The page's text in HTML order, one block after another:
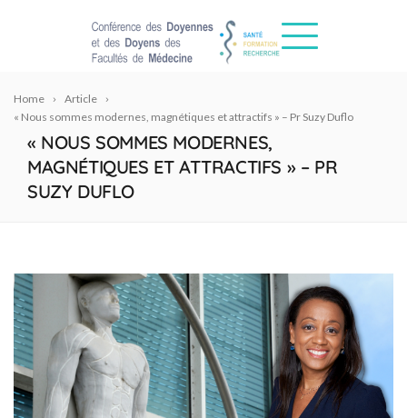
Home
Article
« Nous sommes modernes, magnétiques et attractifs » – Pr Suzy Duflo
« NOUS SOMMES MODERNES,
MAGNÉTIQUES ET ATTRACTIFS » – PR
SUZY DUFLO